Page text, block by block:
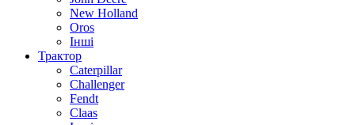
New Holland
Oros
Інші
Трактор
Caterpillar
Challenger
Fendt
Claas